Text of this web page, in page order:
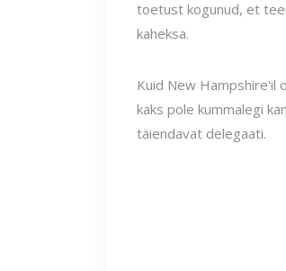
toetust kogunud, et
kaheksa.
Kuid New Hampshire'il
kaks pole kummalegi
täiendavat delegaati.